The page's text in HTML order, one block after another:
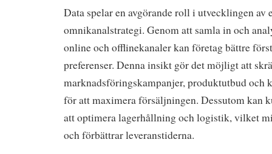
Data spelar en avgörande roll i utvecklingen av
omnikanalstrategi. Genom att samla in och
online och offlinekanaler kan företag bättre
preferenser. Denna insikt gör det möjligt att
marknadsföringskampanjer, produktutbud och
för att maximera försäljningen. Dessutom kan
att optimera lagerhållning och logistik, vilket
och förbättrar leveranstiderna.